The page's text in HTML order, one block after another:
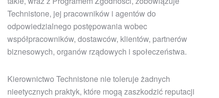
Technistone, jej pracowników i agentów do
odpowiedzialnego postępowania wobec
współpracowników, dostawców, klientów, partnerów
biznesowych, organów rządowych i społeczeństwa.
Kierownictwo Technistone nie toleruje żadnych
nieetycznych praktyk, które mogą zaszkodzić reputacji